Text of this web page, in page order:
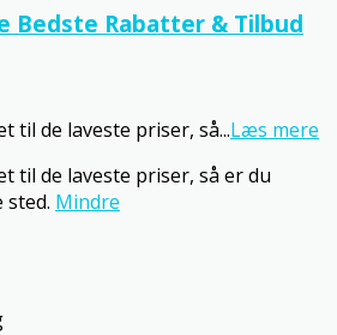
Bedste Rabatter & Tilbud
til de laveste priser, så...Læs mere
til de laveste priser, så er du
Mindre